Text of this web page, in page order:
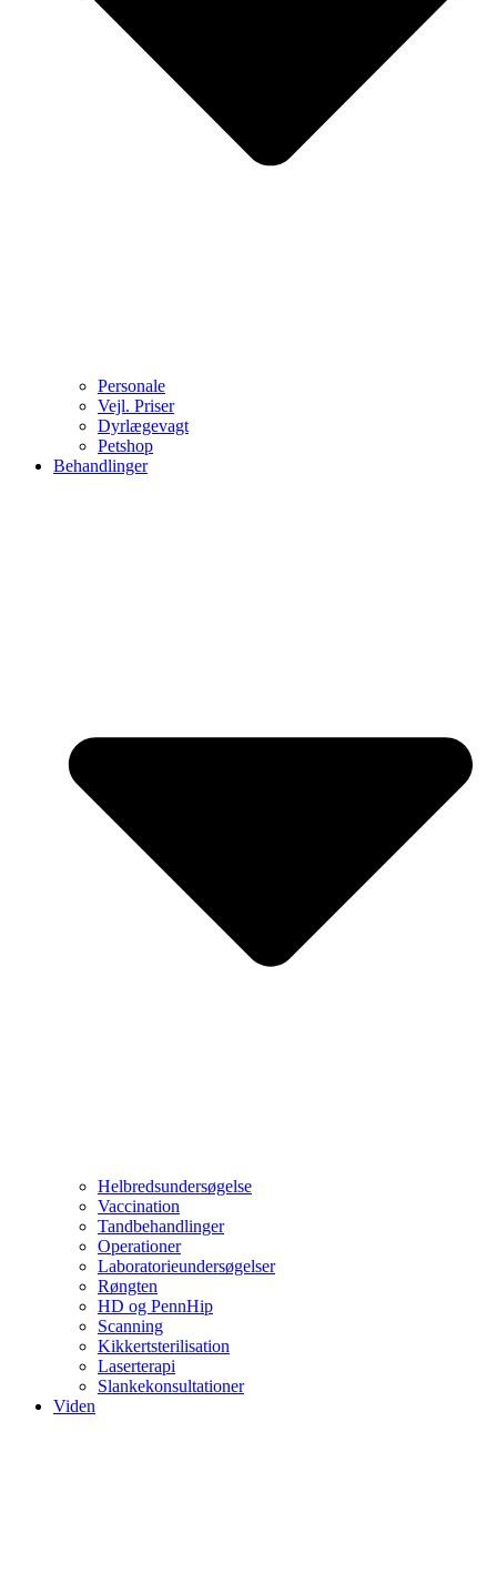
Personale
Vejl. Priser
Dyrlægevagt
Petshop
Behandlinger
Helbredsundersøgelse
Vaccination
Tandbehandlinger
Operationer
Laboratorieundersøgelser
Røngten
HD og PennHip
Scanning
Kikkertsterilisation
Laserterapi
Slankekonsultationer
Viden